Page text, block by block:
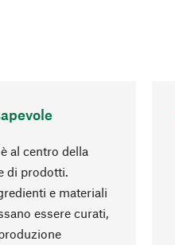
al centro della
di prodotti.
e materiali
essere curati,